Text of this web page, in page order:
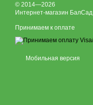
© 2014—2026
Интернет-магазин БалСад
Принимаем к оплате
Мобильная версия